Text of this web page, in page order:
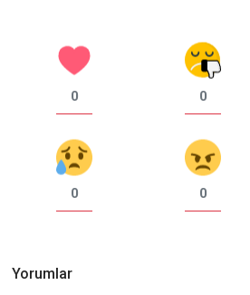
0 0
0 0
Yorumlar